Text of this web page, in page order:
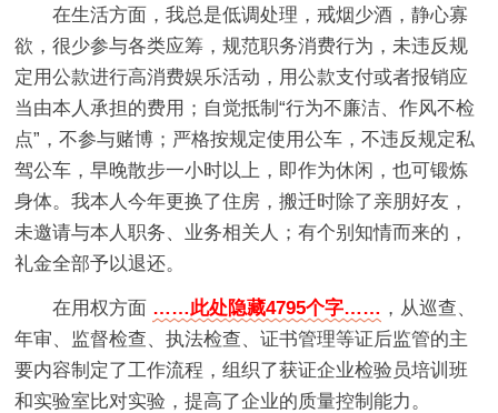
在生活方面，我总是低调处理，戒烟少酒，静心寡
欲，很少参与各类应筹，规范职务消费行为，未违反规
定用公款进行高消费娱乐活动，用公款支付或者报销应
当由本人承担的费用；自觉抵制“行为不廉洁、作风不检
点”，不参与赌博；严格按规定使用公车，不违反规定私
驾公车，早晚散步一小时以上，即作为休闲，也可锻炼
身体。我本人今年更换了住房，搬迁时除了亲朋好友，
未邀请与本人职务、业务相关人；有个别知情而来的，
礼金全部予以退还。
在用权方面 ……此处隐藏4795个字…… ，从巡查、
年审、监督检查、执法检查、证书管理等证后监管的主
要内容制定了工作流程，组织了获证企业检验员培训班
和实验室比对实验，提高了企业的质量控制能力。